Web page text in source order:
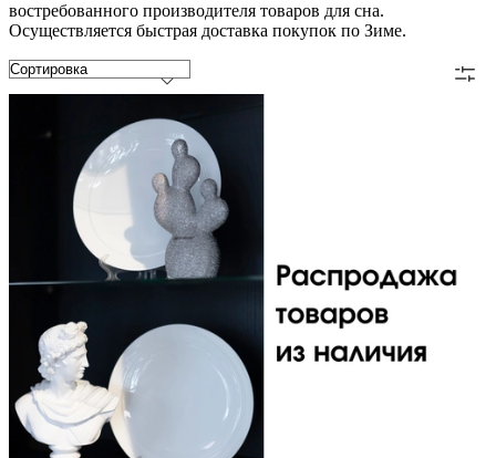
востребованного производителя товаров для сна.
Осуществляется быстрая доставка покупок по Зиме.